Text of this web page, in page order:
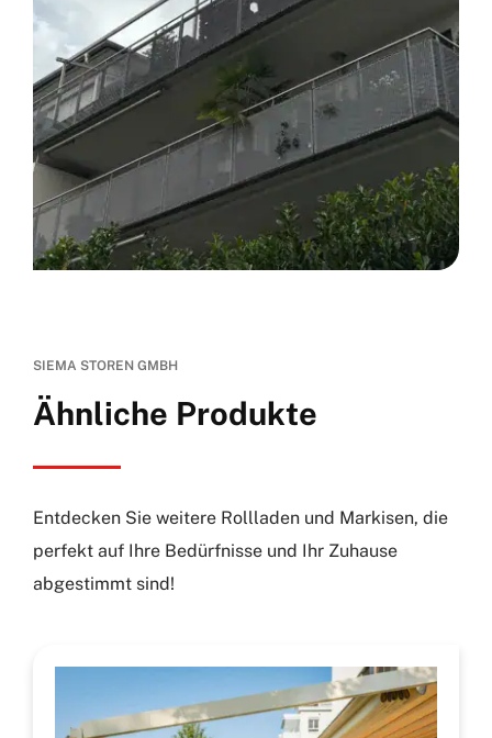
SIEMA STOREN GMBH
Ähnliche Produkte
Entdecken Sie weitere Rollladen und Markisen, die
perfekt auf Ihre Bedürfnisse und Ihr Zuhause
abgestimmt sind!